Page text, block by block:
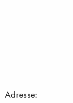
Adresse: